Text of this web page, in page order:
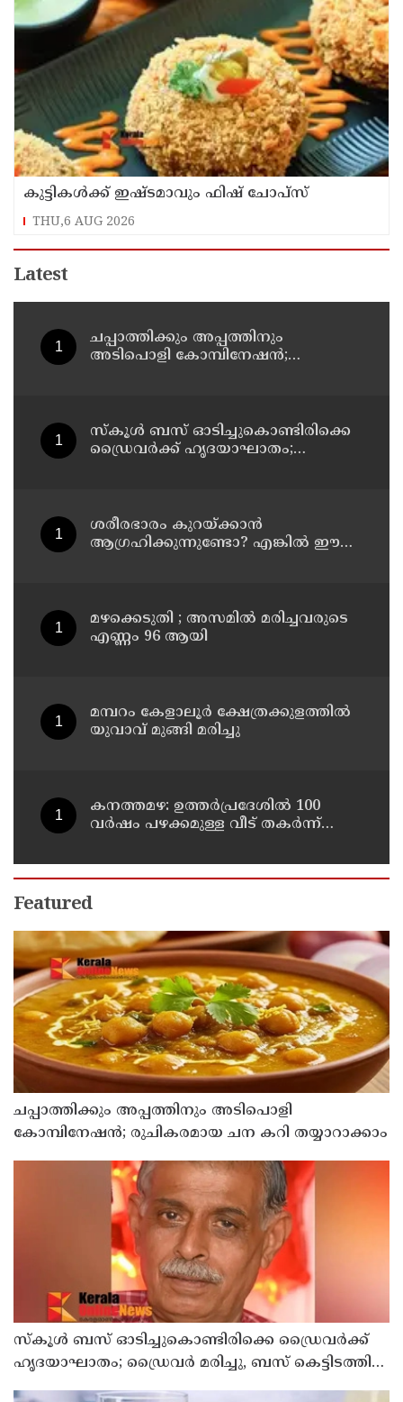
കുട്ടികൾക്ക് ഇഷ്ടമാവും ഫിഷ് ചോപ്സ്
THU,6 AUG 2026
Latest
ചപ്പാത്തിക്കും അപ്പത്തിനും
അടിപൊളി കോമ്പിനേഷൻ;
സ്കൂൾ ബസ് ഓടിച്ചുകൊണ്ടിരിക്കെ
ഡ്രൈവർക്ക് ഹൃദയാഘാതം;
ശരീരഭാരം കുറയ്ക്കാൻ
ആഗ്രഹിക്കുന്നുണ്ടോ? എങ്കിൽ ഈ
മഴക്കെടുതി ; അസമില്‍ മരിച്ചവരുടെ
എണ്ണം 96 ആയി
മമ്പറം കേളാലൂർ ക്ഷേത്രക്കുളത്തിൽ
യുവാവ് മുങ്ങി മരിച്ചു
കനത്തമഴ: ഉത്തര്‍പ്രദേശില്‍ 100
വര്‍ഷം പഴക്കമുള്ള വീട് തകര്‍ന്ന്
പേര്‍ക്ക് ദാരുണാന്ത്യം
Featured
ചപ്പാത്തിക്കും അപ്പത്തിനും അടിപൊളി
കോമ്പിനേഷൻ; രുചികരമായ ചന കറി തയ്യാറാക്കാം
സ്കൂൾ ബസ് ഓടിച്ചുകൊണ്ടിരിക്കെ ഡ്രൈവർക്ക്
ഹൃദയാഘാതം; ഡ്രൈവർ മരിച്ചു, ബസ് കെട്ടിടത്തിൽ
ഇടിച്ചുനിന്നു; രണ്ട് കുട്ടികൾക്ക് പരിക്ക്